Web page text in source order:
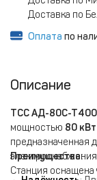
Доставка по
Оплата по
Описание
ТСС АД-80С-
мощностью 80 кВт
предназначенная
Станция оснащена
Преимущества: